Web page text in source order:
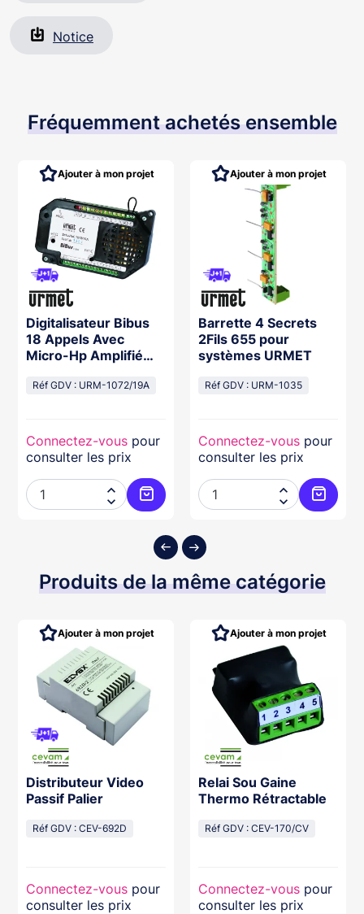
Notice
Fréquemment achetés ensemble
au panier
Digitalisateur Bibus
18 Appels Avec
Micro-Hp Amplifié
Réf GDV : URM-1072/19A
Connectez-vous pour
consulter les prix


Ajouter au panier
Ajouter à mon projet
Barrette 4 Secrets
2Fils 655 pour
systèmes URMET
Réf GDV : URM-1035
Connectez-vous pour
consulter les prix


Ajouter à mon projet
Produits de la même catégorie
Distributeur Video
Passif Palier
Réf GDV : CEV-692D
Connectez-vous pour
consulter les prix
Ajouter à mon projet
Relai Sou Gaine
Thermo Rétractable
Réf GDV : CEV-170/CV
Connectez-vous pour
consulter les prix
Ajouter à mon projet